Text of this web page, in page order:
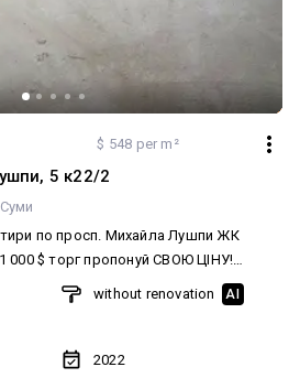
$ 548 per m²
5 к22/2
Суми
по просп. Михайла Лушпи ЖК
програмами: єВідновлення/єОселя/
Вікна
without renovation AI
2022